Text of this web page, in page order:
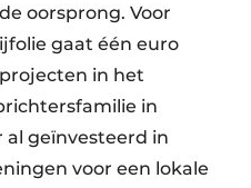
oorsprong. Voor
gaat één euro
in het
in
al geïnvesteerd in
voor een lokale